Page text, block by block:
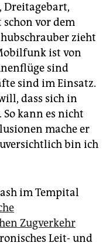
Dreitagebart,
schon vor dem
zieht
ist von
sind
sind im Einsatz.
dass sich in
kann es nicht
mache er
bin ich
im Tempital
Zugverkehr
Leit- und